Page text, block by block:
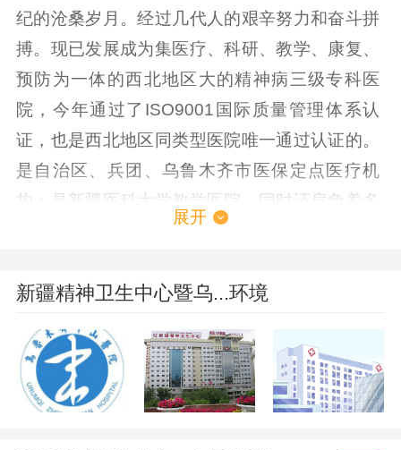
纪的沧桑岁月。经过几代人的艰辛努力和奋斗拼
搏。现已发展成为集医疗、科研、教学、康复、
预防为一体的西北地区大的精神病三级专科医
院，今年通过了ISO9001国际质量管理体系认
证，也是西北地区同类型医院唯一通过认证的。
是自治区、兵团、乌鲁木齐市医保定点医疗机
构；是新疆医科大学教学医院。同时还肩负着多
所心理咨询师职业技能培训学校的教学、培训、
齐市第四人民医院占地面积38000多平方米。绿
花园式医院。开设有病床500张。具有数十名有
影响的专家学者型一流人才。依据大专科、小综
合的发展方向。设有急诊科、门诊部、精神科、
展开
新疆精神卫生中心暨乌...环境